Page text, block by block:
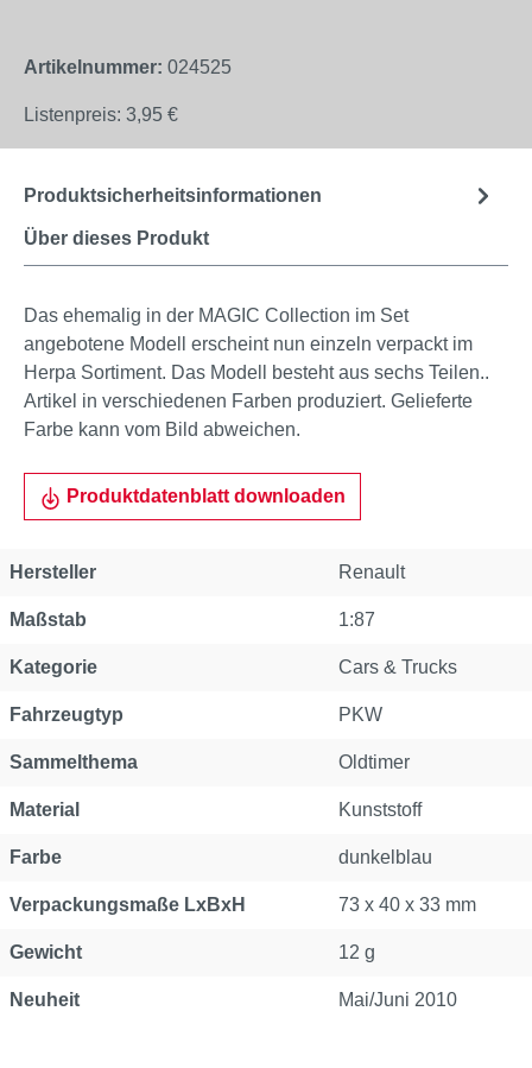
Artikelnummer: 024525
Listenpreis: 3,95 €
Über dieses Produkt
Produktsicherheitsinformationen
Das ehemalig in der MAGIC Collection im Set
angebotene Modell erscheint nun einzeln verpackt im
Herpa Sortiment. Das Modell besteht aus sechs Teilen..
Artikel in verschiedenen Farben produziert. Gelieferte
Farbe kann vom Bild abweichen.
Produktdatenblatt downloaden
Hersteller Renault
Maßstab 1:87
Kategorie Cars & Trucks
Fahrzeugtyp PKW
Sammelthema Oldtimer
Material Kunststoff
Farbe dunkelblau
Verpackungsmaße LxBxH 73 x 40 x 33 mm
Gewicht 12 g
Neuheit Mai/Juni 2010